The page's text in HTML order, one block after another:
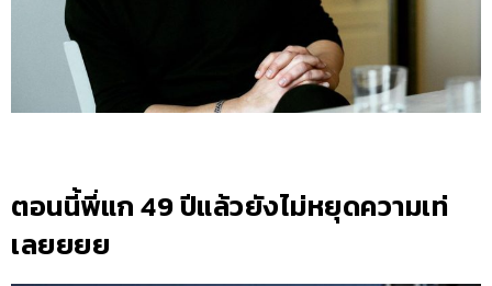
ตอนนี้พี่แก 49 ปีแล้วยังไม่หยุดความเท่
เลยยยย